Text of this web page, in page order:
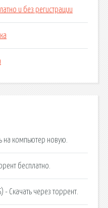
и без регистрации
на компьютер новую.
бесплатно.
- Скачать через торрент.